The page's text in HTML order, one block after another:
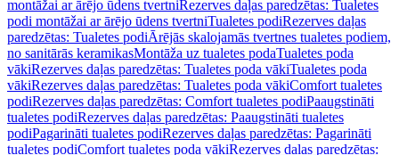
montāžai ar ārējo ūdens tvertniRezerves daļas paredzētas: Tualetes
podi montāžai ar ārējo ūdens tvertniTualetes podiRezerves daļas
paredzētas: Tualetes podiĀrējās skalojamās tvertnes tualetes podiem,
no sanitārās keramikasMontāža uz tualetes podaTualetes poda
vākiRezerves daļas paredzētas: Tualetes poda vākiTualetes poda
vākiRezerves daļas paredzētas: Tualetes poda vākiComfort tualetes
podiRezerves daļas paredzētas: Comfort tualetes podiPaaugstināti
tualetes podiRezerves daļas paredzētas: Paaugstināti tualetes
podiPagarināti tualetes podiRezerves daļas paredzētas: Pagarināti
tualetes podiComfort tualetes poda vākiRezerves daļas paredzētas: